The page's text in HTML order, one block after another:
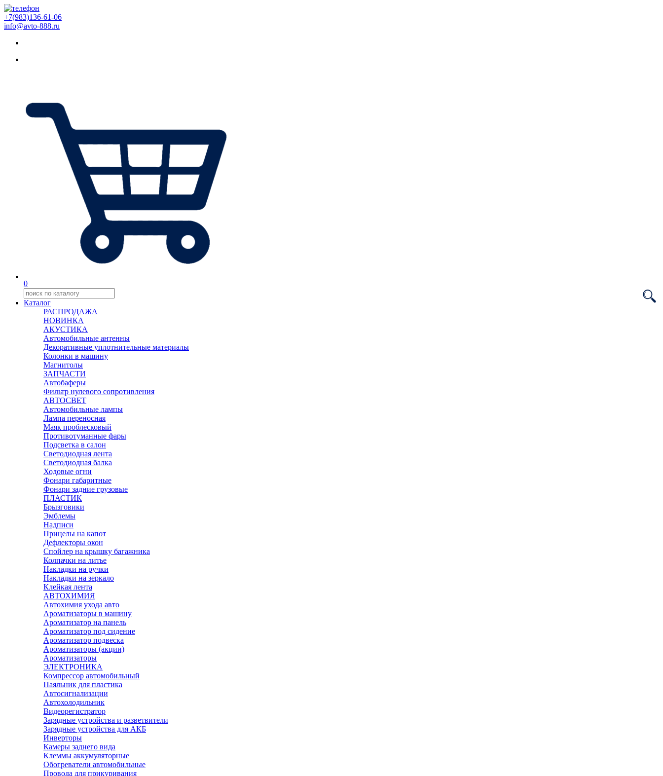
+7(983)136-61-06
info@avto-888.ru
0
Каталог
РАСПРОДАЖА
НОВИНКА
АКУСТИКА
Автомобильные антенны
Декоративные уплотнительные материалы
Колонки в машину
Магнитолы
ЗАПЧАСТИ
Автобаферы
Фильтр нулевого сопротивления
АВТОСВЕТ
Автомобильные лампы
Лампа переносная
Маяк проблесковый
Противотуманные фары
Подсветка в салон
Светодиодная лента
Светодиодная балка
Ходовые огни
Фонари габаритные
Фонари задние грузовые
ПЛАСТИК
Брызговики
Эмблемы
Надписи
Прицелы на капот
Дефлекторы окон
Спойлер на крышку багажника
Колпачки на литье
Накладки на ручки
Накладки на зеркало
Клейкая лента
АВТОХИМИЯ
Автохимия ухода авто
Ароматизаторы в машину
Ароматизатор на панель
Ароматизатор под сидение
Ароматизатор подвеска
Ароматизаторы (акции)
Ароматизаторы
ЭЛЕКТРОНИКА
Компрессор автомобильный
Паяльник для пластика
Автосигнализации
Автохолодильник
Видеорегистратор
Зарядные устройства и разветвители
Зарядные устройства для АКБ
Инверторы
Камеры заднего вида
Клеммы аккумуляторные
Обогреватели автомобильные
Провода для прикуривания